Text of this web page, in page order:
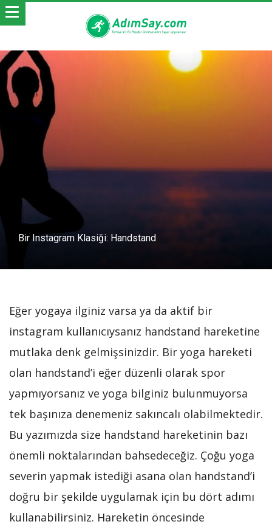
Bir Instagram Klasiği: Handstand
Eğer yogaya ilginiz varsa ya da aktif bir
instagram kullanıcıysanız handstand hareketine
mutlaka denk gelmişsinizdir. Bir yoga hareketi
olan handstand’i eğer düzenli olarak spor
yapmıyorsanız ve yoga bilginiz bulunmuyorsa
tek başınıza denemeniz sakıncalı olabilmektedir.
Bu yazımızda size handstand hareketinin bazı
önemli noktalarından bahsedeceğiz. Çoğu yoga
severin yapmak istediği asana olan handstand’i
doğru bir şekilde uygulamak için bu dört adımı
kullanabilirsiniz. Hareketin öncesinde